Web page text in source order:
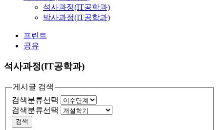
석사과정(IT공학과)
박사과정(IT공학과)
프린트
공유
석사과정(IT공학과)
게시글 검색
검색분류선택
검색분류선택
검색